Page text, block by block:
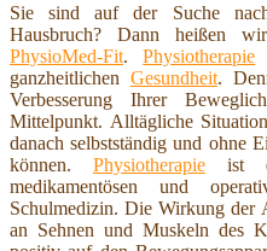
Sie sind auf der Suche
Hausbruch? Dann heißen
PhysioMed-Fit.Physiotherapie
ganzheitlichen Gesundheit.
Verbesserung Ihrer
Mittelpunkt. Alltägliche
danach selbstständig und ohne
können. Physiotherapieist
medikamentösen und
Schulmedizin. Die Wirkung der
an Sehnen und Muskeln des